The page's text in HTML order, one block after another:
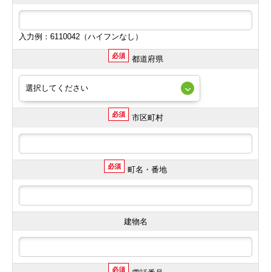
入力例：6110042（ハイフンなし）
必須 都道府県
必須 市区町村
必須 町名・番地
建物名
必須